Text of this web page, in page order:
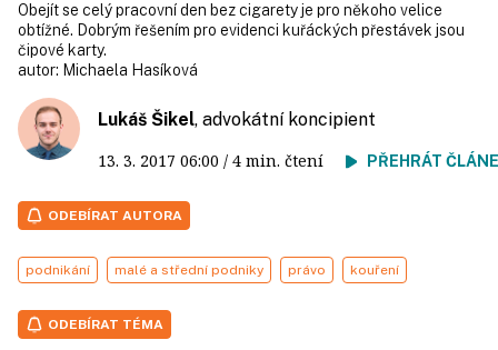
Obejít se celý pracovní den bez cigarety je pro někoho velice
obtížné. Dobrým řešením pro evidenci kuřáckých přestávek jsou
čipové karty.
autor: Michaela Hasíková
Lukáš Šikel, advokátní koncipient
13. 3. 2017 06:00 / 4 min. čtení PŘEHRÁT
ODEBÍRAT AUTORA
podnikání malé a střední podniky právo kouření
ODEBÍRAT TÉMA